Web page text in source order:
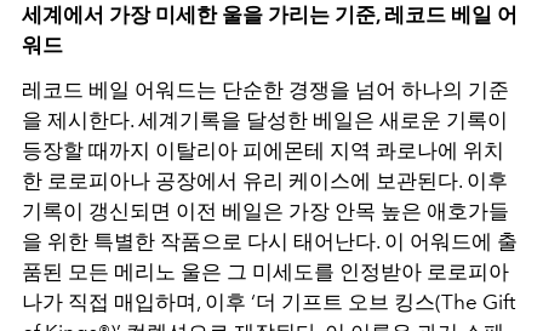
세계에서 가장 미세한 울을 가리는 기준, 레코드 베일 어
워드
레코드 베일 어워드는 단순한 경쟁을 넘어 하나의 기준
을 제시한다. 세계기록을 달성한 베일은 새로운 기록이
등장할 때까지 이탈리아 피에몬테 지역 콰로나에 위치
한 로로피아나 공장에서 유리 케이스에 보관된다. 이후
기록이 갱신되면 이전 베일은 가장 안목 높은 애호가들
을 위한 특별한 작품으로 다시 태어난다. 이 어워드에 출
품된 모든 메리노 울은 그 미세도를 인정받아 로로피아
나가 직접 매입하며, 이후 ‘더 기프트 오브 킹스(The Gift